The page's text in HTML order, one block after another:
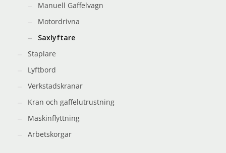
Manuell Gaffelvagn
Motordrivna
Saxlyftare
Staplare
Lyftbord
Verkstadskranar
Kran och gaffelutrustning
Maskinflyttning
Arbetskorgar